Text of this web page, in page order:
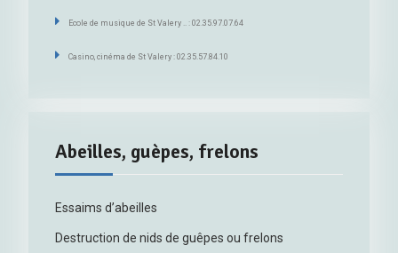
Ecole de musique de St Valery .. : 02.35.97.07.64
Casino, cinéma de St Valery : 02.35.57.84.10
Abeilles, guèpes, frelons
Essaims d’abeilles
Destruction de nids de guêpes ou frelons